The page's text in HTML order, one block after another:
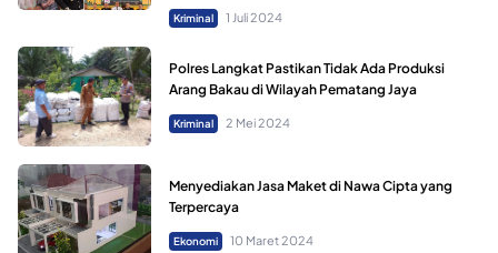
Kriminal 1 Juli 2024
Polres Langkat Pastikan Tidak Ada Produksi
Arang Bakau di Wilayah Pematang Jaya
Kriminal 2 Mei 2024
Menyediakan Jasa Maket di Nawa Cipta yang
Terpercaya
Ekonomi 10 Maret 2024